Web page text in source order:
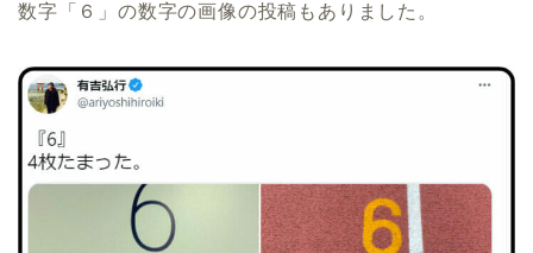
数字「６」の数字の画像の投稿もありました。